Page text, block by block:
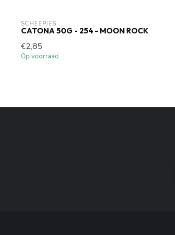
SCHEEPJES
CATONA 50G - 254 - MOON ROCK
€2,85
Op voorraad